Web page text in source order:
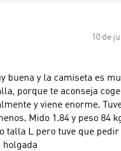
10 de
buena y la camiseta es
porque te aconseja
y viene enorme.
Mido 1.84 y peso 84
talla L pero tuve que
holgada